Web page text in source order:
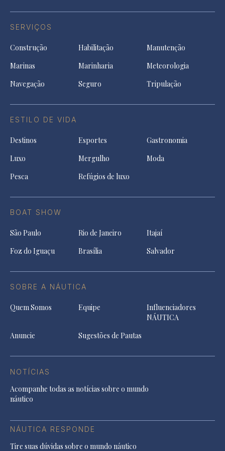
SERVIÇOS
Construção Habilitação
Manutenção
Marinas
Marinharia
Meteorologia
Navegação
Seguro Tripulação
ESTILO DE VIDA
Destinos Esportes
Gastronomia
Luxo
Mergulho
Moda
Pesca
Refúgios de luxo
BOAT SHOW
São Paulo Rio de Janeiro
Itajaí
Foz do Iguaçu
Brasília Salvador
SOBRE A NÁUTICA
Quem Somos Equipe
Influenciadores
NÁUTICA
Anuncie
Sugestões de Pautas
NOTÍCIAS
Acompanhe todas as notícias sobre o mundo
náutico
NÁUTICA RESPONDE
Tire suas dúvidas sobre o mundo náutico